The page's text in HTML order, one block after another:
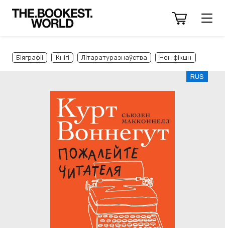
Біяграфіі Кнігі Літаратуразнаўства Нон фікшн
RUS